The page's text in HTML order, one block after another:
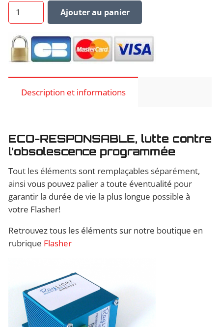
quantité
de
de
rechange
HERA
Ajouter au panier
Description et informations
ECO-RESPONSABLE, lutte contre
l’obsolescence programmée
Tout les éléments sont remplaçables séparément,
ainsi vous pouvez palier a toute éventualité pour
garantir la durée de vie la plus longue possible à
votre Flasher!
Retrouvez tous les éléments sur notre boutique en
rubrique Flasher